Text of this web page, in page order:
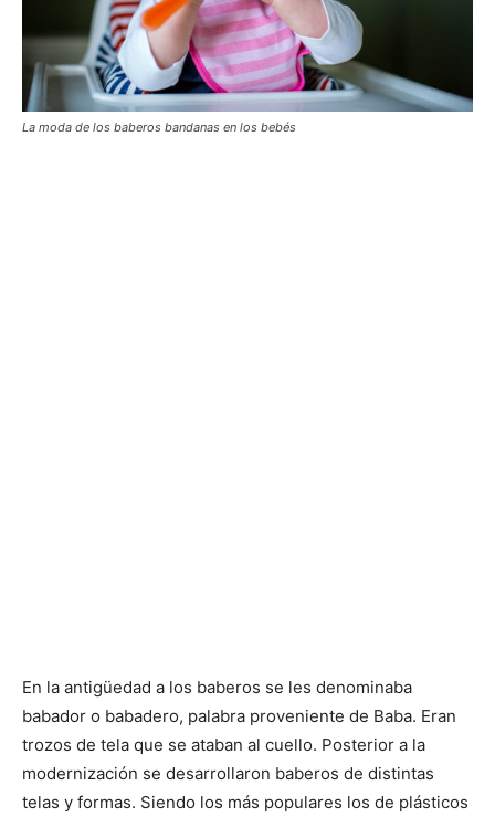
La moda de los baberos bandanas en los bebés
En la antigüedad a los baberos se les denominaba
babador o babadero, palabra proveniente de Baba. Eran
trozos de tela que se ataban al cuello. Posterior a la
modernización se desarrollaron baberos de distintas
telas y formas. Siendo los más populares los de plásticos